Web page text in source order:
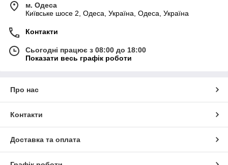
м. Одеса
Київське шосе 2, Одеса, Україна, Одеса, Україна
Контакти
Сьогодні працює з 08:00 до 18:00
Показати весь графік роботи
Про нас
Контакти
Доставка та оплата